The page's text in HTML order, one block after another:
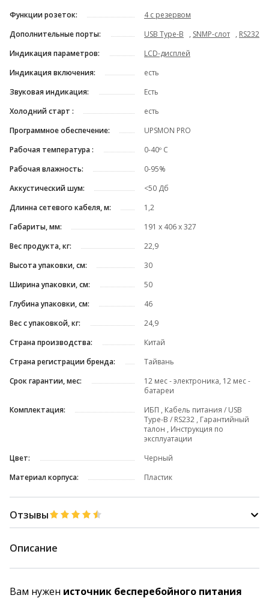
Функции розеток:
4 с резервом
Дополнительные порты:
USB Type-B , SNMP-слот , RS232
Индикация параметров:
LCD-дисплей
Индикация включения:
есть
Звуковая индикация:
Есть
Холодний старт :
есть
Программное обеспечение:
UPSMON PRO
Рабочая температура :
0-40º C
Рабочая влажность:
0-95%
Аккустический шум:
<50 Дб
Длинна сетевого кабеля, м:
1,2
Габариты, мм:
191 x 406 x 327
Вес продукта, кг:
22,9
Высота упаковки, см:
30
Ширина упаковки, см:
50
Глубина упаковки, см:
46
Вес с упаковкой, кг:
24,9
Страна производства:
Китай
Страна регистрации бренда:
Тайвань
Срок гарантии, мес:
12 мес - электроника, 12 мес -
батареи
Комплектация:
ИБП , Кабель питания / USB
Type-B / RS232 , Гарантийный
талон , Инструкция по
эксплуатации
Цвет:
Черный
Материал корпуса:
Пластик
Отзывы
Описание
Вам нужен источник бесперебойного питания